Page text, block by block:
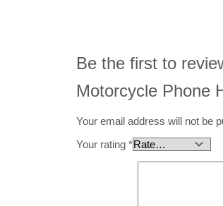
Be the first to
Motorcycle Phone
Your email address will not be
Your rating*